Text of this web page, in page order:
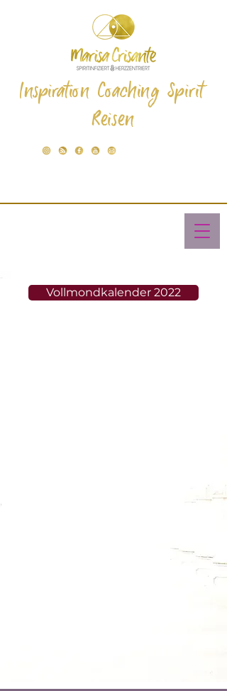
Inspiration Coaching Spirit
Reisen
Vollmondkalender 2022